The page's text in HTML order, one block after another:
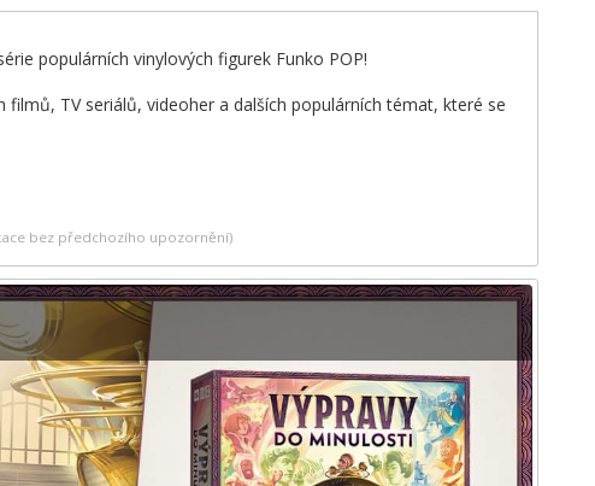
populárních vinylových figurek Funko POP!
TV seriálů, videoher a dalších populárních témat, které se
bez předchozího upozornění)